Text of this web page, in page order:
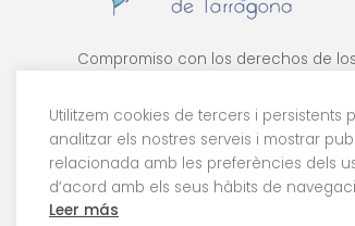
Compromiso con los derechos de los
la tecnología.
Utilitzem cookies de tercers i persistents
analitzar els nostres serveis i mostrar
relacionada amb les preferències dels
d’acord amb els seus hàbits de
Leer más